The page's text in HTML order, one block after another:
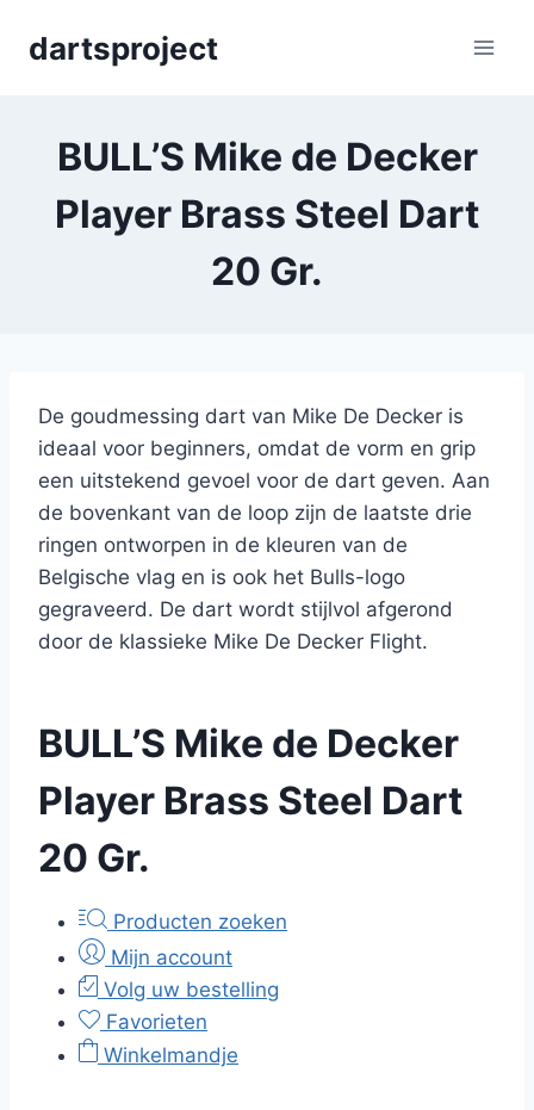
dartsproject
BULL’S Mike de Decker
Player Brass Steel Dart
20 Gr.
De goudmessing dart van Mike De Decker is
ideaal voor beginners, omdat de vorm en grip
een uitstekend gevoel voor de dart geven. Aan
de bovenkant van de loop zijn de laatste drie
ringen ontworpen in de kleuren van de
Belgische vlag en is ook het Bulls-logo
gegraveerd. De dart wordt stijlvol afgerond
door de klassieke Mike De Decker Flight.
BULL’S Mike de Decker
Player Brass Steel Dart
20 Gr.
Producten zoeken
Mijn account
Volg uw bestelling
Favorieten
Winkelmandje